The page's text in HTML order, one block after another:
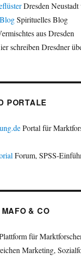
Dresden
Spirituelles Blog
aus Dresden
schreiben Dresdner
PORTALE
Portal für
Forum, SPSS-
& CO
für
Marketing,